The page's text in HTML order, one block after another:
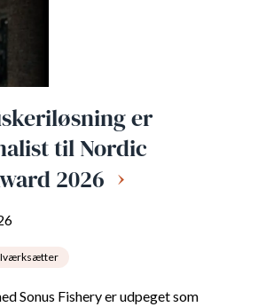
er
til Nordic
2026
Iværksætter
Sonus Fishery er udpeget som